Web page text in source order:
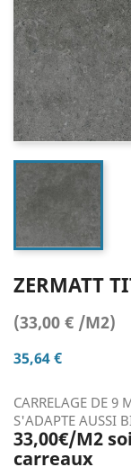
ZERMATT
(33,00 € /M2)
35,64 €
CARRELAGE DE 9
S'ADAPTE AUSSI
33,00€/M2
carreaux